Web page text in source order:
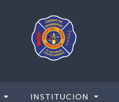
INSTITUCION